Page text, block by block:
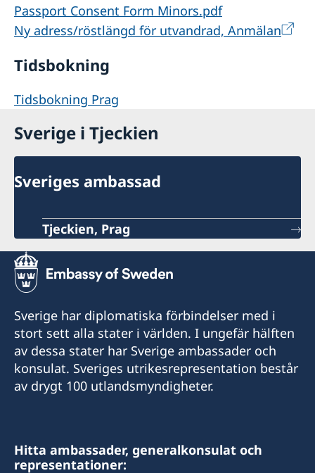
Passport Consent Form Minors.pdf
Ny adress/röstlängd för utvandrad, Anmälan
Tidsbokning
Tidsbokning Prag
Sverige i Tjeckien
Sveriges ambassad
Tjeckien, Prag
Sverige har diplomatiska förbindelser med i
stort sett alla stater i världen. I ungefär hälften
av dessa stater har Sverige ambassader och
konsulat. Sveriges utrikesrepresentation består
av drygt 100 utlandsmyndigheter.
Hitta ambassader, generalkonsulat och
representationer: